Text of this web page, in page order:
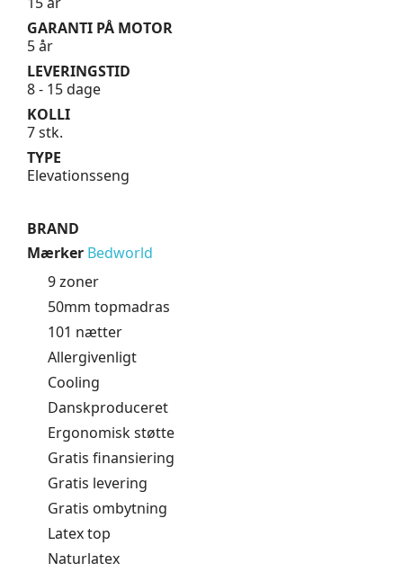
GARANTI PÅ MOTOR
5 år
LEVERINGSTID
8 - 15 dage
KOLLI
7 stk.
TYPE
Elevationsseng
BRAND
Mærker Bedworld
9 zoner
50mm topmadras
101 nætter
Allergivenligt
Cooling
Danskproduceret
Ergonomisk støtte
Gratis finansiering
Gratis levering
Gratis ombytning
Latex top
Naturlatex